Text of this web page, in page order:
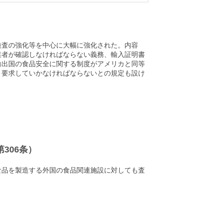
の強化等を中心に大幅に強化された。内容
が確認しなければならない義務、輸入証明書
国の食品安全に関する制度がアメリカと同等
求していかなければならないとの規定も設け
条）
を製造する外国の食品関連施設に対しても査